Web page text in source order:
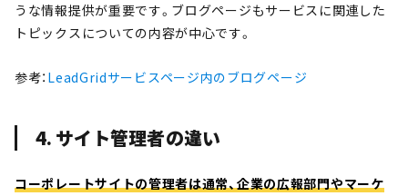
うな情報提供が重要です。ブログページもサービスに関連した
トピックスについての内容が中心です。
参考：LeadGridサービスページ内のブログページ
4. サイト管理者の違い
コーポレートサイトの管理者は通常、企業の広報部門やマーケ